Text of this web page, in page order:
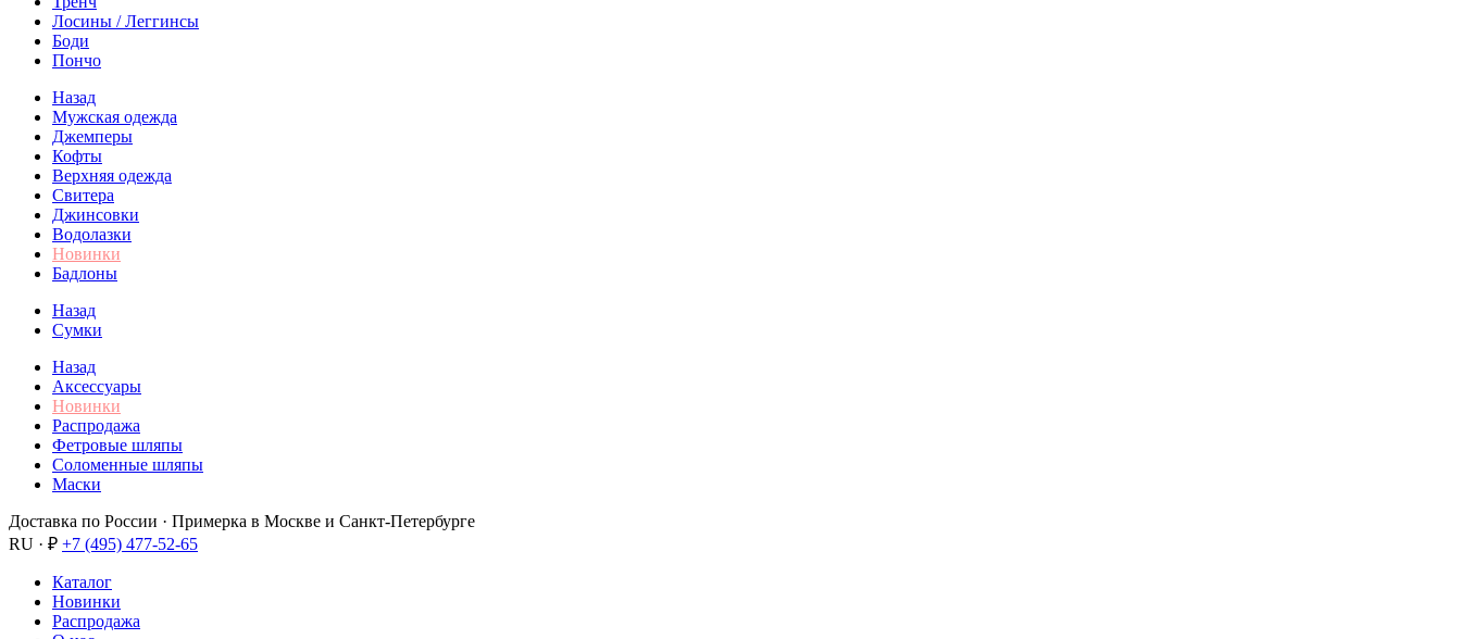
Лосины / Леггинсы
Боди
Пончо
Назад
Мужская одежда
Джемперы
Кофты
Верхняя одежда
Свитера
Джинсовки
Водолазки
Новинки
Бадлоны
Назад
Сумки
Назад
Аксессуары
Новинки
Распродажа
Фетровые шляпы
Соломенные шляпы
Маски
Доставка по России · Примерка в Москве и Санкт-Петербурге
RU · ₽ +7 (495) 477-52-65
Каталог
Новинки
Распродажа